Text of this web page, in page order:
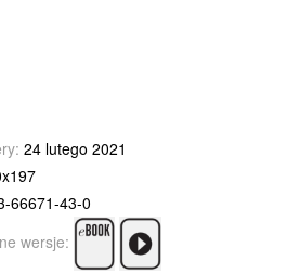
24 lutego 2021
66671-43-0
wersje: